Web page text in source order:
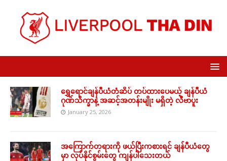
ရွှေရောင်ချန်ပီယံတံဆိပ် တပ်ထားပေမယ့် ချန်ပီယံ
ဂုဏ်သိက္ခာနဲ့ အဆင့်အတန်းမျိုး မရှိတဲ့ လီဗာပူး
January 25, 2026
အကြောက်တရားကို ဖယ်ပြီးကစားရင် ချန်ပီယံတွေ
မှာ လုပ်နိုင်စွမ်းတွေ ကျန်ပါသေးတယ်